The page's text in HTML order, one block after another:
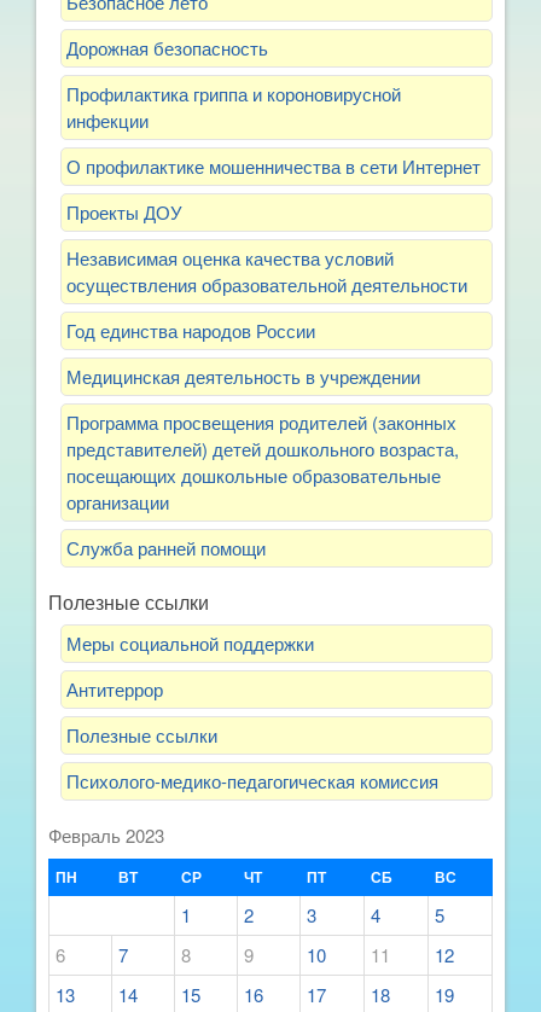
Дорожная безопасность
Профилактика гриппа и короновирусной
инфекции
О профилактике мошенничества в сети Интернет
Проекты ДОУ
Независимая оценка качества условий
осуществления образовательной деятельности
Год единства народов России
Медицинская деятельность в учреждении
Программа просвещения родителей (законных
представителей) детей дошкольного возраста,
посещающих дошкольные образовательные
организации
Служба ранней помощи
Полезные ссылки
Меры социальной поддержки
Антитеррор
Полезные ссылки
Психолого-медико-педагогическая комиссия
Февраль 2023
ПН ВТ СР ЧТ ПТ СБ ВС
1 2 3 4
5
6
7 8 9 10 11
12
13
14 15 16 17 18
19